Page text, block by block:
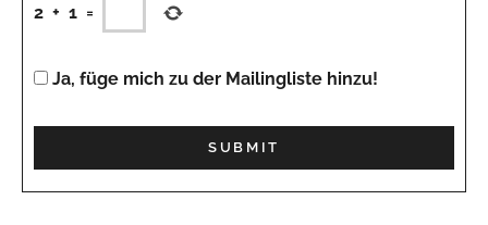
2 + 1 =
Ja, füge mich zu der Mailingliste hinzu!